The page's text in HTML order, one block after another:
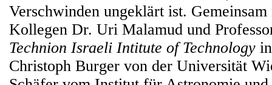
Verschwinden ungeklärt ist. Gemeinsam
Kollegen Dr. Uri Malamud und
Technion Israeli Intitute of Technology
Christoph Burger von der Universität